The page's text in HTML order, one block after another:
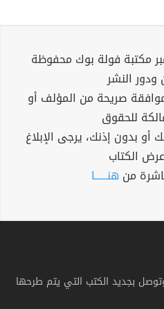
مكتبة فولة بوك محفوظة
ودور النشر
صريحة من المؤلف أو
للحقوق
بدون إذنك، يرجى الإبلاغ
الكتاب
من هنــــــا
وتوصل بجديد الكتب التي يتم طرحها